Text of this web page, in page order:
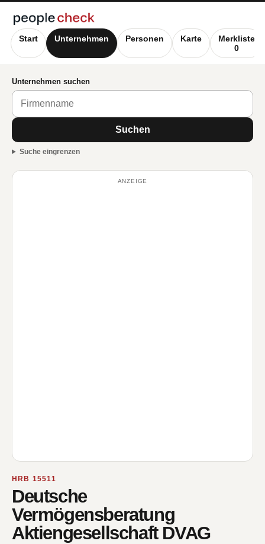
Start Unternehmen Personen Karte
Merkliste
0
Unternehmen suchen
Suchen
Suche eingrenzen
ANZEIGE
HRB 15511
Deutsche
Vermögensberatung
Aktiengesellschaft DVAG